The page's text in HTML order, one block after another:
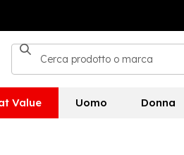
Value Uomo Donna